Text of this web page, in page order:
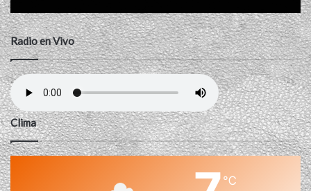
Radio en Vivo
Clima
℃